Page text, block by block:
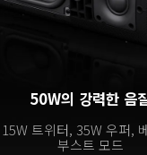
50W의 강력한 음
15W 트위터, 35W 우퍼,
부스트 모드